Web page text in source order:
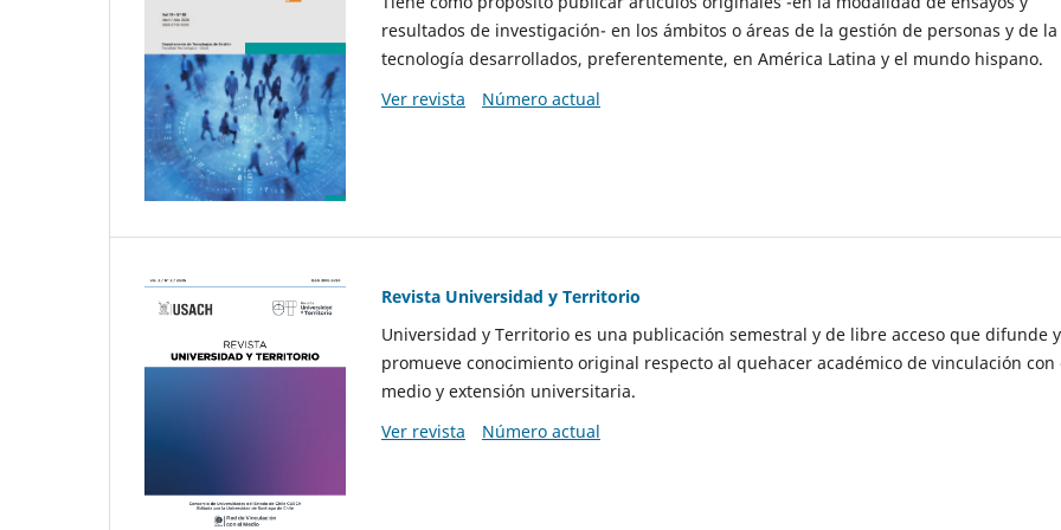
resultados de investigación- en los ámbitos o áreas de la gestión de personas y de la
tecnología desarrollados, preferentemente, en América Latina y el mundo hispano.
Ver revista
Número actual
Revista Universidad y Territorio
Universidad y Territorio es una publicación semestral y de libre acceso que difunde y
promueve conocimiento original respecto al quehacer académico de vinculación con
medio y extensión universitaria.
Ver revista
Número actual